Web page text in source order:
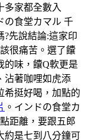
多家都全數入
の食堂カマル 千
?先說結論:這家印
很痛苦。選了饢
的味，饢Q軟更是
沾著咖哩如虎添
希挺好喝，加點的
。インドの食堂カ
距離，要跟五郎
約是七到八分鐘可